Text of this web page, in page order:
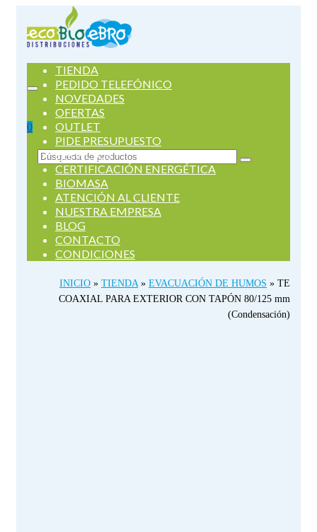
0
Buscar
por:
TIENDA
PEDIDO TELEFÓNICO
NOVEDADES
OFERTAS
OUTLET
PIDE PRESUPUESTO
SERVICIOS
CERTIFICACIÓN ENERGÉTICA
BIOMASA
ATENCIÓN AL CLIENTE
NUESTRA EMPRESA
BLOG
CONTACTO
CONDICIONES
INICIO » TIENDA » EVACUACIÓN DE HUMOS » TE
COAXIAL PARA EXTERIOR CON TAPÓN 80/125 mm
(Condensación)